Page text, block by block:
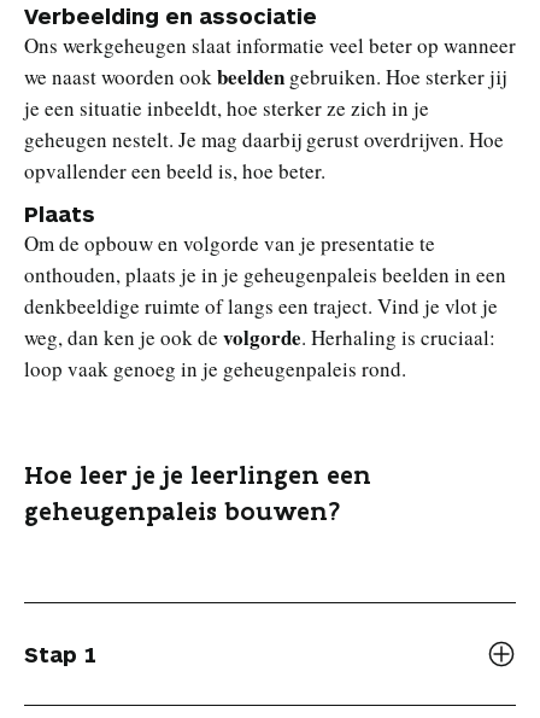
Verbeelding en associatie
Ons werkgeheugen slaat informatie veel beter op wanneer
we naast woorden ookbeelden gebruiken. Hoe sterker jij
je een situatie inbeeldt, hoe sterker ze zich in je
geheugen nestelt. Je mag daarbij gerust overdrijven. Hoe
opvallender een beeld is, hoe beter.
Plaats
Om de opbouw en volgorde van je presentatie te
onthouden, plaats je in je geheugenpaleis beelden in een
denkbeeldige ruimte of langs een traject. Vind je vlot je
weg, dan ken je ook de volgorde. Herhaling is cruciaal:
loop vaak genoeg in je geheugenpaleis rond.
Hoe leer je je leerlingen een
geheugenpaleis bouwen?
Stap 1